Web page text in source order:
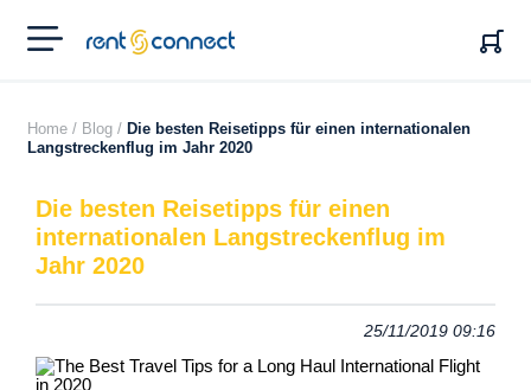
RENT'N
CONNECT
Home / Blog / Die besten Reisetipps für einen internationalen
Langstreckenflug im Jahr 2020
Die besten Reisetipps für einen
internationalen Langstreckenflug im
Jahr 2020
25/11/2019 09:16